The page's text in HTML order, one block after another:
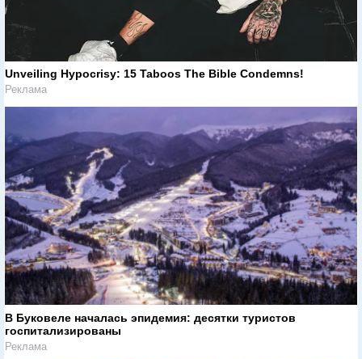
Unveiling Hypocrisy: 15 Taboos The Bible Condemns!
Реклама
В Буковеле началась эпидемия: десятки туристов
госпитализированы
Реклама